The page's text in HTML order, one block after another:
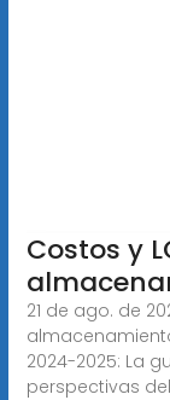
Costos y
21 de ago. de
2024-2025: La
perspectivas